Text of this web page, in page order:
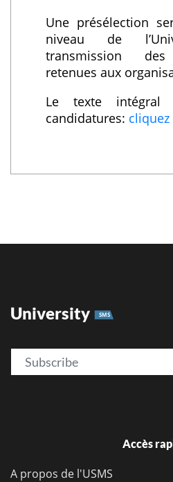
Une présélection
niveau de
transmission des
retenues aux
Le texte intégral
candidatures: cliquez
University SMS
Email
Accès
A propos de l'USMS